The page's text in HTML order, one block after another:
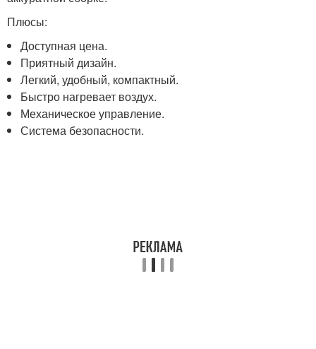
Плюсы:
Доступная цена.
Приятный дизайн.
Легкий, удобный, компактный.
Быстро нагревает воздух.
Механическое управление.
Система безопасности.